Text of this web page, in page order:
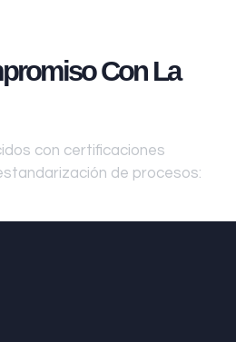
Con La
con certificaciones
de procesos: